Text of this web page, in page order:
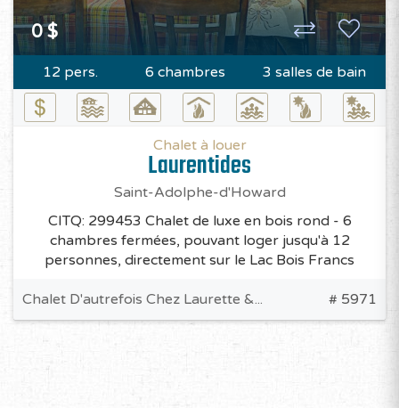
0 $
12 pers. 6 chambres 3 salles de bain
Chalet à louer
Laurentides
Saint-Adolphe-d'Howard
CITQ: 299453 Chalet de luxe en bois rond - 6
chambres fermées, pouvant loger jusqu'à 12
personnes, directement sur le Lac Bois Francs
Chalet D'autrefois Chez Laurette &... # 5971